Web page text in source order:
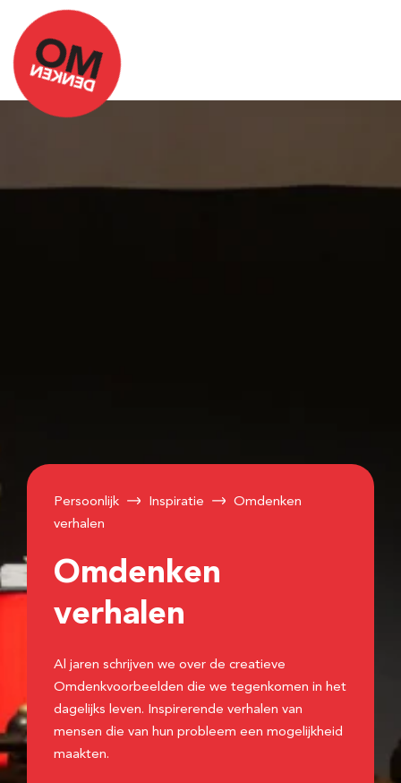
Persoonlijk Inspiratie
Omdenken
verhalen
Omdenken
verhalen
Al jaren schrijven we over de creatieve
Omdenkvoorbeelden die we tegenkomen in het
dagelijks leven. Inspirerende verhalen van
mensen die van hun probleem een mogelijkheid
maakten.